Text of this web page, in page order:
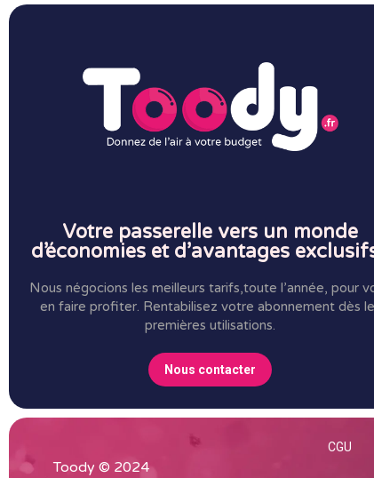
Votre passerelle vers un monde
d’économies et d’avantages
Nous négocions les meilleurs tarifs,toute l’année, pour
en faire profiter. Rentabilisez votre abonnement dès
premières utilisations.
Nous contacter
Toody © 2024
CGU